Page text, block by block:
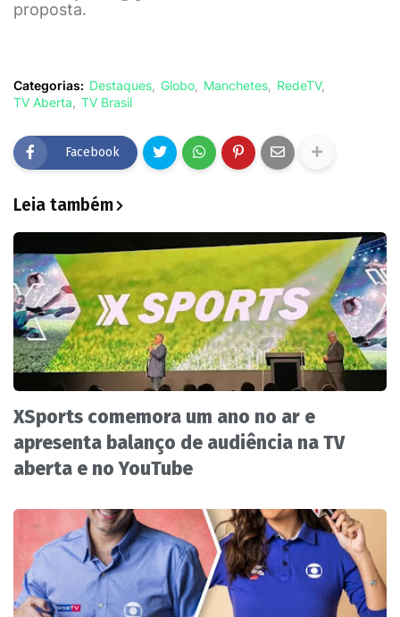
proposta.
Categorias: Destaques Globo Manchetes
RedeTV
TV Aberta
TV Brasil
Facebook
Leia também
XSports comemora um ano no ar e
apresenta balanço de audiência na TV
aberta e no YouTube